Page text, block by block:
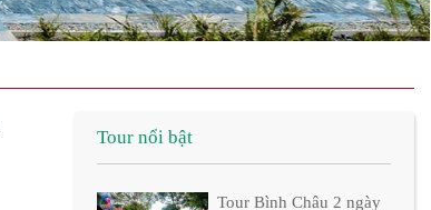
Tour nổi bật
Tour Bình Châu 2 ngày